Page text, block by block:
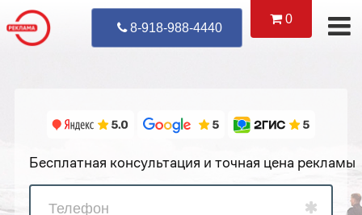
0
8-918-988-4440 Уже
Бесплатная консультация и точная цена рекламы